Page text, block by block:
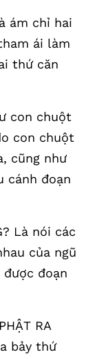
ám chỉ hai
ái làm
thứ căn
con chuột
con chuột
cũng như
cánh đoạn
Là nói các
của ngũ
đoạn
RA
bảy thứ